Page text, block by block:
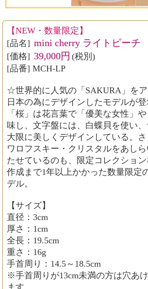
【NEW・数量限定】
[品名] mini cherry ライトピーチ
[価格] 39,000円 (税別)
[品番] MCH-LP
☆世界的に人気の「SAKURA」を
日本の為にデザインしたモデルが登
「桜」は花言葉で「優美な女性」
味し、文字盤には、白蝶貝を使い
大限に美しくデザインしている。
ワロフスキー・クリスタルをあし
たせているのも、限定コレクション
作成まで1年以上かかった数量限定
デル。
【サイズ】
直径：3cm
厚さ：1cm
全長：19.5cm
重さ：16g
手首周り：14.5～18.5cm
※手首周りが13cm未満の方は穴あ